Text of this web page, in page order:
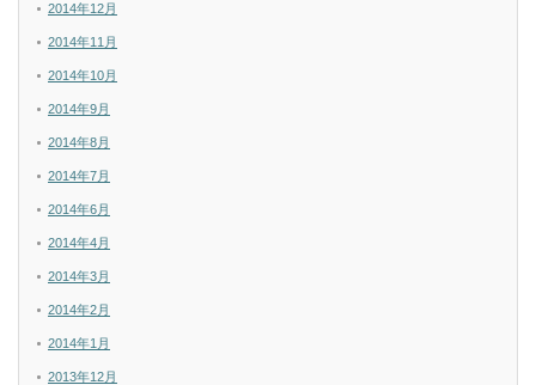
2014年12月
2014年11月
2014年10月
2014年9月
2014年8月
2014年7月
2014年6月
2014年4月
2014年3月
2014年2月
2014年1月
2013年12月